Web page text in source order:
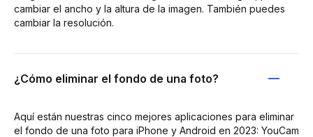
cambiar el ancho y la altura de la imagen. También puedes
cambiar la resolución.
¿Cómo eliminar el fondo de una foto?
Aquí están nuestras cinco mejores aplicaciones para eliminar
el fondo de una foto para iPhone y Android en 2023: YouCam